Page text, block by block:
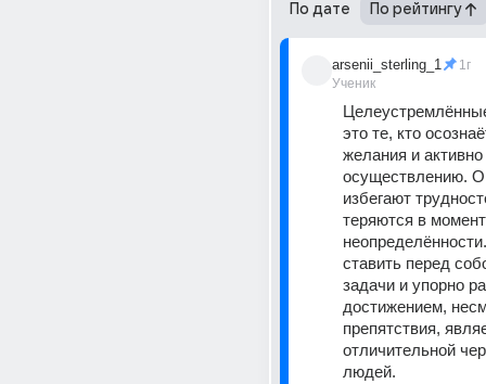
По дате По рейтингу
arsenii_sterling_1
Ученик
1г
это те, кто
желания и
осуществлению.
избегают
теряются в
ставить перед
задачи и упорно
достижением,
препятствия,
отличительной
людей.